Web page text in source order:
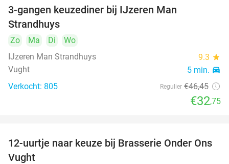
3-gangen keuzediner bij IJzeren Man
Strandhuys
Zo Ma Di
Wo
IJzeren Man Strandhuys
9.3 star
Vught 5 min. directions_car
Verkocht: 805 Regulier €46,45
€32,75
31%
12-uurtje naar keuze bij Brasserie Onder Ons
Vught